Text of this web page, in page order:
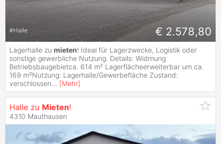
#Halle € 2.578,80
Lagerhalle zu mieten! Ideal für Lagerzwecke, Logistik oder
sonstige gewerbliche Nutzung. Details: Widmung
Betriebsbaugebietca. 614 m² Lagerflächeerweiterbar um ca.
169 m²Nutzung: Lagerhalle/Gewerbefläche Zustand:
verschlossen... [Mehr]
Halle zu Mieten!
4310 Mauthausen